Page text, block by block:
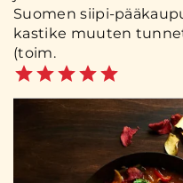
Suomen siipi-
kastike muuten
(toim.